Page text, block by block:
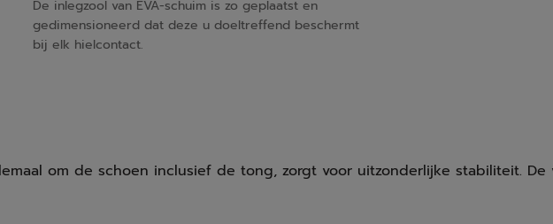
De inlegzool van EVA-schuim is zo geplaatst en
gedimensioneerd dat deze u doeltreffend beschermt
bij elk hielcontact.
om de schoen inclusief de tong, zorgt voor uitzonderlijke stabiliteit.